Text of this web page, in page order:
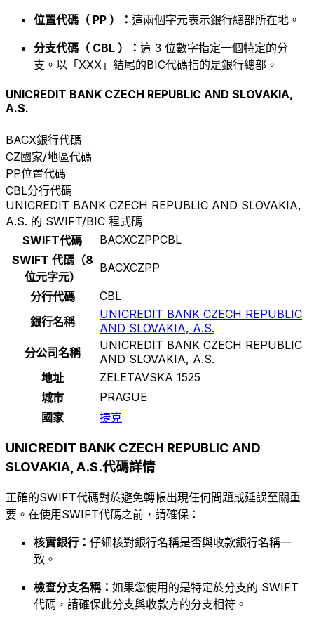
位置代碼（ PP ）： 這兩個字元表示銀行總部所在地。
分支代碼（ CBL ）： 這 3 位數字指定一個特定的分
支。以「XXX」結尾的BIC代碼指的是銀行總部。
UNICREDIT BANK CZECH REPUBLIC AND SLOVAKIA,
A.S.
BACX銀行代碼
CZ國家/地區代碼
PP位置代碼
CBL分行代碼
UNICREDIT BANK CZECH REPUBLIC AND SLOVAKIA,
A.S. 的 SWIFT/BIC 程式碼
SWIFT代碼
BACXCZPPCBL
SWIFT 代碼（8
位元字元）
BACXCZPP
分行代碼
CBL
銀行名稱
UNICREDIT BANK CZECH REPUBLIC
AND SLOVAKIA, A.S.
分公司名稱
UNICREDIT BANK CZECH REPUBLIC
AND SLOVAKIA, A.S.
地址
ZELETAVSKA 1525
城市
PRAGUE
國家
捷克
UNICREDIT BANK CZECH REPUBLIC AND
SLOVAKIA, A.S.代碼詳情
正確的SWIFT代碼對於避免轉帳出現任何問題或延誤至關重
要。在使用SWIFT代碼之前，請確保：
核實銀行： 仔細核對銀行名稱是否與收款銀行名稱一
致。
檢查分支名稱： 如果您使用的是特定於分支的 SWIFT
代碼，請確保此分支與收款方的分支相符。